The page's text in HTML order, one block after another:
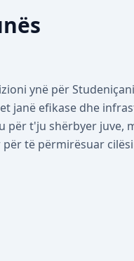
ynë për
janë efikase dhe
për t'ju shërbyer juve,
të përmirësuar